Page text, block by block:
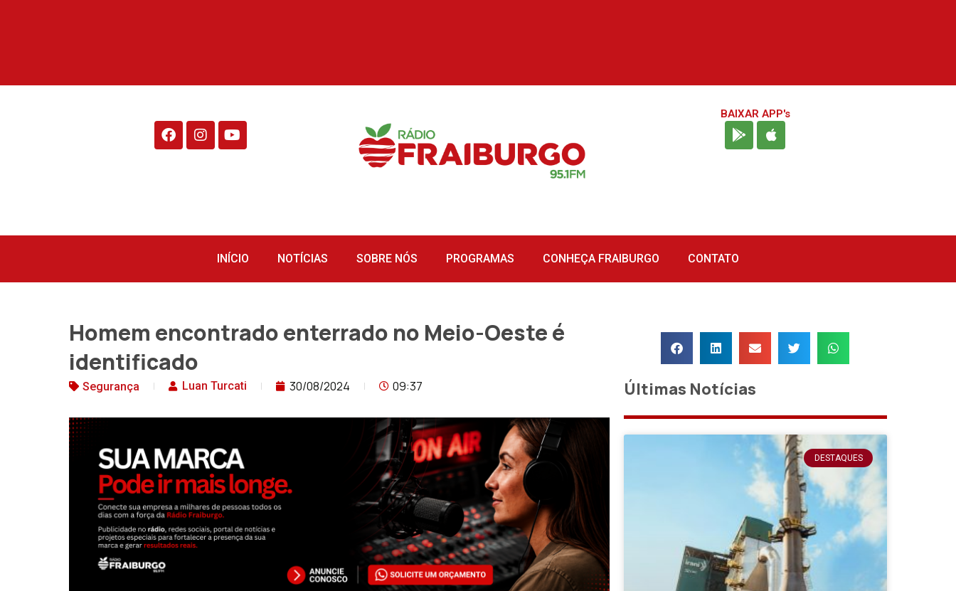
BAIXAR APP's
INÍCIO NOTÍCIAS SOBRE NÓS PROGRAMAS CONHEÇA FRAIBURGO CONTATO
Homem encontrado enterrado no Meio-Oeste é
identificado
Segurança Luan Turcati 30/08/2024 09:37 Últimas Notícias
DESTAQUES